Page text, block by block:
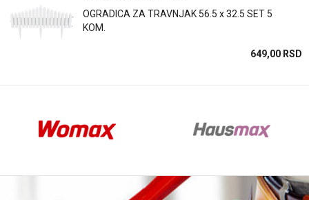
OGRADICA ZA TRAVNJAK 56.5 x 32.5 SET 5
KOM.
649,00 RSD